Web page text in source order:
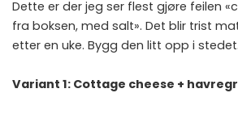
Dette er der jeg ser flest gjøre feilen
fra boksen, med salt». Det blir trist
etter en uke. Bygg den litt opp i stedet.
Variant 1: Cottage cheese +